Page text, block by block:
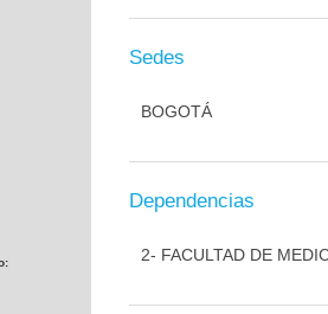
Sedes
BOGOTÁ
Dependencias
2- FACULTAD DE